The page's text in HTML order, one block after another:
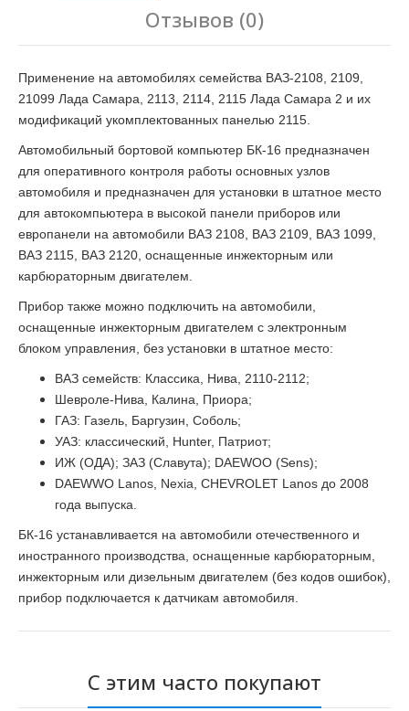
Отзывов (0)
Применение на автомобилях семейства ВАЗ-2108, 2109,
21099 Лада Самара, 2113, 2114, 2115 Лада Самара 2 и их
модификаций укомплектованных панелью 2115.
Автомобильный бортовой компьютер БК-16 предназначен
для оперативного контроля работы основных узлов
автомобиля и предназначен для установки в штатное место
для автокомпьютера в высокой панели приборов или
европанели на автомобили ВАЗ 2108, ВАЗ 2109, ВАЗ 1099,
ВАЗ 2115, ВАЗ 2120, оснащенные инжекторным или
карбюраторным двигателем.
Прибор также можно подключить на автомобили,
оснащенные инжекторным двигателем с электронным
блоком управления, без установки в штатное место:
ВАЗ семейств: Классика, Нива, 2110-2112;
Шевроле-Нива, Калина, Приора;
ГАЗ: Газель, Баргузин, Соболь;
УАЗ: классический, Hunter, Патриот;
ИЖ (ОДА); ЗАЗ (Славута); DAEWOO (Sens);
DAEWWO Lanos, Nexia, CHEVROLET Lanos до 2008
года выпуска.
БК-16 устанавливается на автомобили отечественного и
иностранного производства, оснащенные карбюраторным,
инжекторным или дизельным двигателем (без кодов ошибок),
прибор подключается к датчикам автомобиля.
С этим часто покупают